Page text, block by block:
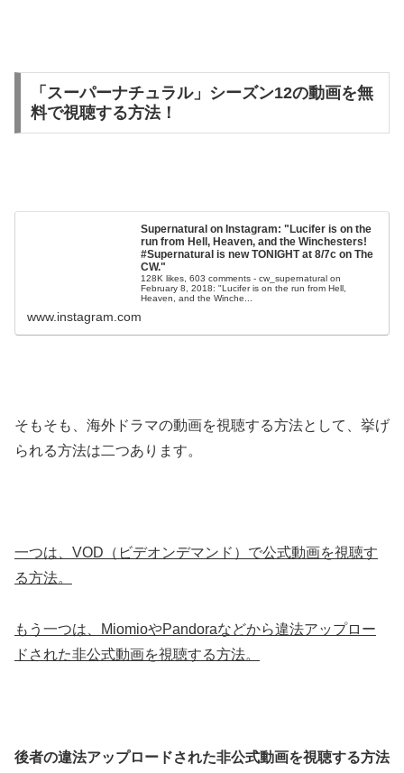
「スーパーナチュラル」シーズン12の動画を無
料で視聴する方法！
Supernatural on Instagram: "Lucifer is on the
run from Hell, Heaven, and the Winchesters!
#Supernatural is new TONIGHT at 8/7c on The
CW."
128K likes, 603 comments - cw_supernatural on
February 8, 2018: "Lucifer is on the run from Hell,
Heaven, and the Winche...
www.instagram.com
そもそも、海外ドラマの動画を視聴する方法として、挙げ
られる方法は二つあります。
一つは、VOD（ビデオンデマンド）で公式動画を視聴す
る方法。
もう一つは、MiomioやPandoraなどから違法アップロー
ドされた非公式動画を視聴する方法。
後者の違法アップロードされた非公式動画を視聴する方法